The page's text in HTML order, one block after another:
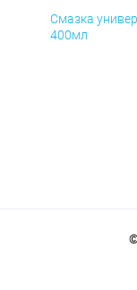
Смазка
400мл